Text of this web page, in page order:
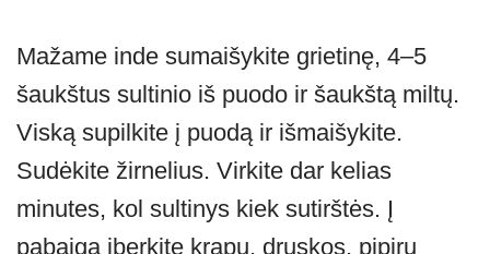
Mažame inde sumaišykite grietinę, 4–5
šaukštus sultinio iš puodo ir šaukštą miltų.
Viską supilkite į puodą ir išmaišykite.
Sudėkite žirnelius. Virkite dar kelias
minutes, kol sultinys kiek sutirštės. Į
pabaigą įberkite krapų, druskos, pipirų